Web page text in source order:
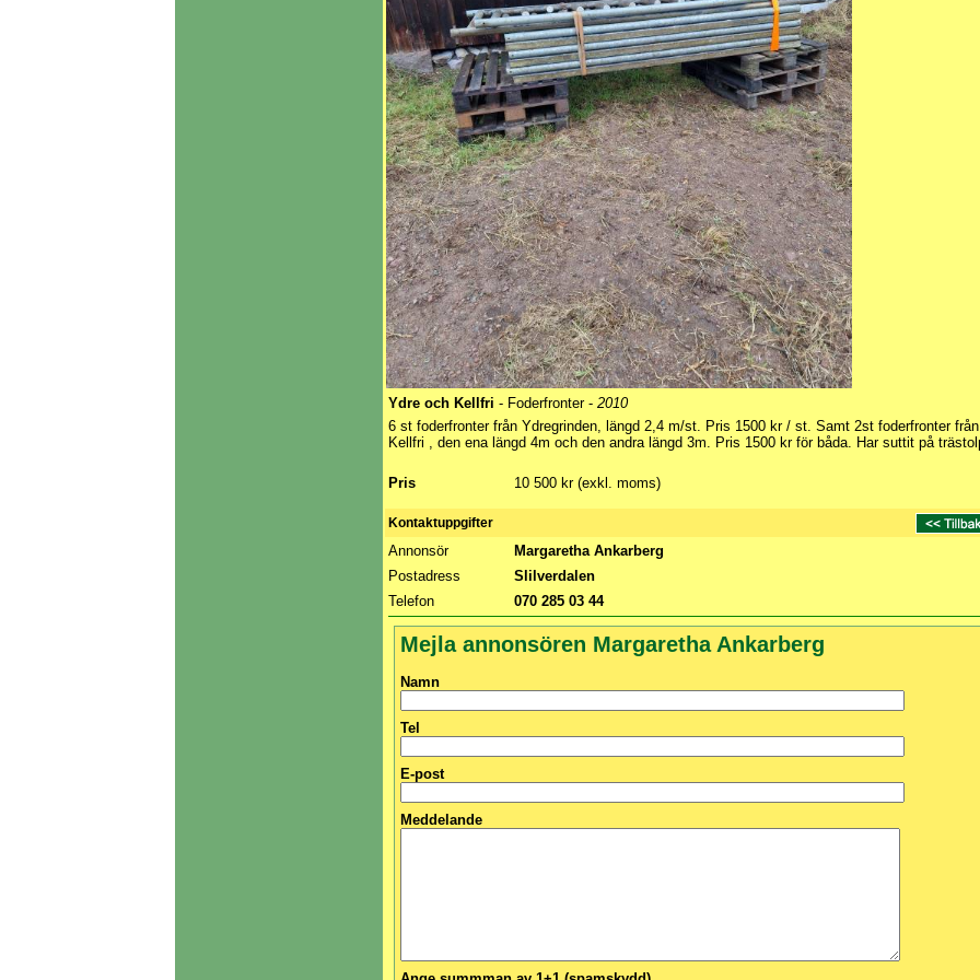
Ydre och Kellfri - Foderfronter - 2010
6 st foderfronter från Ydregrinden, längd 2,4 m/st. Pris 1500 kr / st. Samt 2st foderfronter från
Kellfri , den ena längd 4m och den andra längd 3m. Pris 1500 kr för båda. Har suttit på
Pris 10 500 kr (exkl. moms)
Kontaktuppgifter
Annonsör
Margaretha Ankarberg
Postadress
Slilverdalen
Telefon
070 285 03 44
Mejla annonsören Margaretha Ankarberg
Namn
Tel
E-post
Meddelande